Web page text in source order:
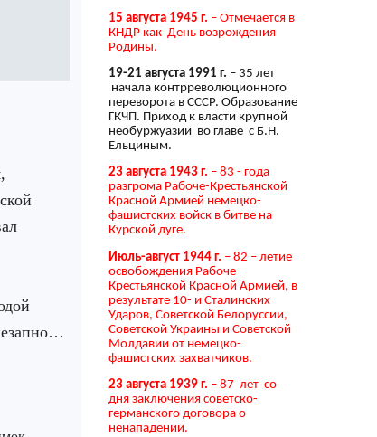
15 августа 1945 г. – Отмечается в
КНДР как День возрождения
Родины.
19-21 августа 1991 г. – 35 лет
начала контрреволюционного
переворота в СССР. Образование
ГКЧП. Приход к власти крупной
необуржуазии во главе с Б.Н.
Ельциным.
23 августа 1943 г. – 83 - года
разгрома Рабоче-Крестьянской
Красной Армией немецко-
фашистских войск в битве на
Курской дуге.
Июль-август 1944 г. – 82 – летие
освобождения Рабоче-
Крестьянской Красной Армией, в
результате 10- и Сталинских
Ударов, Советской Белоруссии,
Советской Украины и Советской
Молдавии от немецко-
фашистских захватчиков.
23 августа 1939 г. – 87 лет со
дня заключения советско-
германского договора о
ненападении.